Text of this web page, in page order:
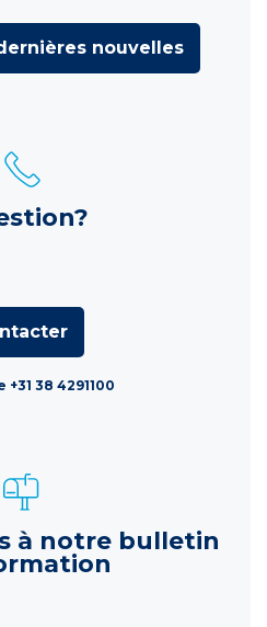
nouvelles
38 4291100
à notre bulletin